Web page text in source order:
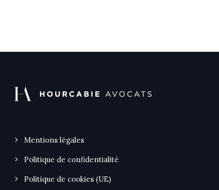
Mentions légales
Politique de confidentialité
Politique de cookies (UE)